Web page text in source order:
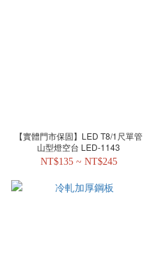
【實體門市保固】LED T8/1尺單管
山型燈空台 LED-1143
NT$135 ~ NT$245